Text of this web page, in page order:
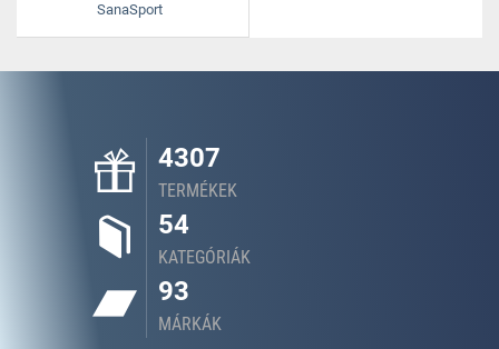
SanaSport
4307
TERMÉKEK
54
KATEGÓRIÁK
93
MÁRKÁK